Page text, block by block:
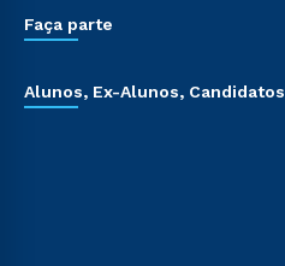
Faça parte
Alunos, Ex-Alunos, Candidatos